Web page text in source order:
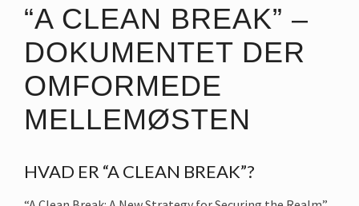
“A CLEAN BREAK” –
DOKUMENTET DER
OMFORMEDE
MELLEMØSTEN
HVAD ER “A CLEAN BREAK”?